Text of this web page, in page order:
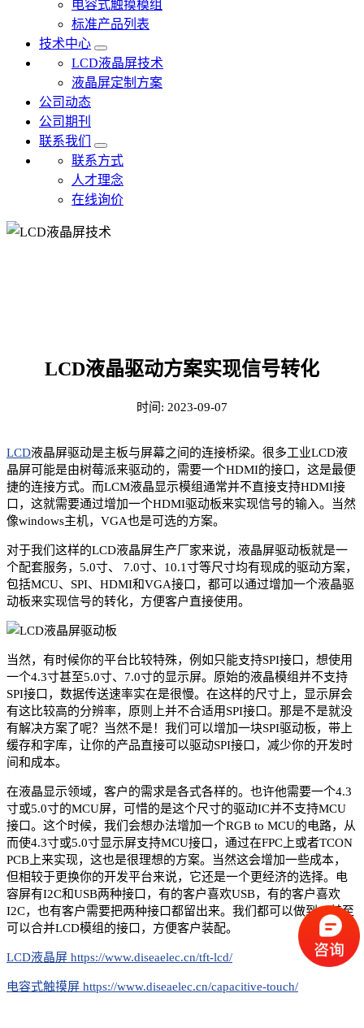
电容式触摸模组
标准产品列表
技术中心
LCD液晶屏技术
液晶屏定制方案
公司动态
公司期刊
联系我们
联系方式
人才理念
在线询价
LCD液晶驱动方案实现信号转化
时间: 2023-09-07
LCD液晶屏驱动是主板与屏幕之间的连接桥梁。很多工业LCD液
晶屏可能是由树莓派来驱动的，需要一个HDMI的接口，这是最便
捷的连接方式。而LCM液晶显示模组通常并不直接支持HDMI接
口，这就需要通过增加一个HDMI驱动板来实现信号的输入。当然
像windows主机，VGA也是可选的方案。
对于我们这样的LCD液晶屏生产厂家来说，液晶屏驱动板就是一
个配套服务，5.0寸、 7.0寸、10.1寸等尺寸均有现成的驱动方案，
包括MCU、SPI、HDMI和VGA接口，都可以通过增加一个液晶驱
动板来实现信号的转化，方便客户直接使用。
当然，有时候你的平台比较特殊，例如只能支持SPI接口，想使用
一个4.3寸甚至5.0寸、7.0寸的显示屏。原始的液晶模组并不支持
SPI接口，数据传送速率实在是很慢。在这样的尺寸上，显示屏会
有这比较高的分辨率，原则上并不合适用SPI接口。那是不是就没
有解决方案了呢？当然不是！我们可以增加一块SPI驱动板，带上
缓存和字库，让你的产品直接可以驱动SPI接口，减少你的开发时
间和成本。
在液晶显示领域，客户的需求是各式各样的。也许他需要一个4.3
寸或5.0寸的MCU屏，可惜的是这个尺寸的驱动IC并不支持MCU
接口。这个时候，我们会想办法增加一个RGB to MCU的电路，从
而使4.3寸或5.0寸显示屏支持MCU接口，通过在FPC上或者TCON
PCB上来实现，这也是很理想的方案。当然这会增加一些成本，
但相较于更换你的开发平台来说，它还是一个更经济的选择。电
容屏有I2C和USB两种接口，有的客户喜欢USB，有的客户喜欢
I2C，也有客户需要把两种接口都留出来。我们都可以做到，甚至
可以合并LCD模组的接口，方便客户装配。
LCD液晶屏 https://www.diseaelec.cn/tft-lcd/
电容式触摸屏 https://www.diseaelec.cn/capacitive-touch/